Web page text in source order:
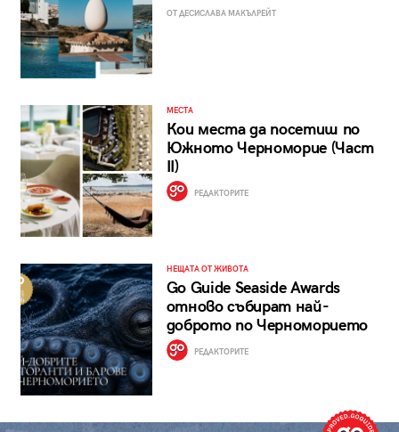
ОТ ДЕСИСЛАВА МАКЪЛРЕЙТ
МЕСТА
Кои места да посетиш по
Южното Черноморие (Част
II)
РЕДАКТОРИТЕ
НЕЩАТА ОТ ЖИВОТА
Go Guide Seaside Awards
отново събират най-
доброто по Черноморието
РЕДАКТОРИТЕ